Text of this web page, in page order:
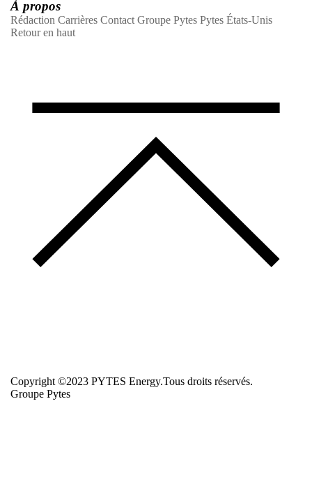
À propos
Rédaction Carrières Contact Groupe Pytes Pytes États-Unis
Retour en haut
Copyright ©2023 PYTES Energy.Tous droits réservés.
Groupe Pytes